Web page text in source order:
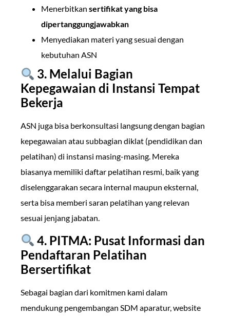
Menerbitkan sertifikat yang bisa
dipertanggungjawabkan
Menyediakan materi yang sesuai dengan
kebutuhan ASN
3. Melalui Bagian
Kepegawaian di Instansi Tempat
Bekerja
ASN juga bisa berkonsultasi langsung dengan bagian
kepegawaian atau subbagian diklat (pendidikan dan
pelatihan) di instansi masing-masing. Mereka
biasanya memiliki daftar pelatihan resmi, baik yang
diselenggarakan secara internal maupun eksternal,
serta bisa memberi saran pelatihan yang relevan
sesuai jenjang jabatan.
4. PITMA: Pusat Informasi dan
Pendaftaran Pelatihan
Bersertifikat
Sebagai bagian dari komitmen kami dalam
mendukung pengembangan SDM aparatur, website